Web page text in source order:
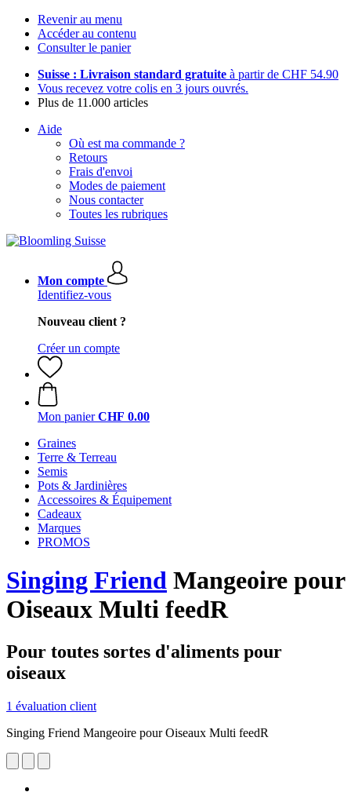
Revenir au menu
Accéder au contenu
Consulter le panier
Suisse : Livraison standard gratuite à partir de CHF 54.90
Vous recevez votre colis en 3 jours ouvrés.
Plus de 11.000 articles
Aide
Où est ma commande ?
Retours
Frais d'envoi
Modes de paiement
Nous contacter
Toutes les rubriques
Mon compte
Identifiez-vous
Nouveau client ?
Créer un compte
Mon panier CHF 0.00
Graines
Terre & Terreau
Semis
Pots & Jardinières
Accessoires & Équipement
Cadeaux
Marques
PROMOS
Singing Friend Mangeoire pour
Oiseaux Multi feedR
Pour toutes sortes d'aliments pour
oiseaux
1 évaluation client
Singing Friend Mangeoire pour Oiseaux Multi feedR